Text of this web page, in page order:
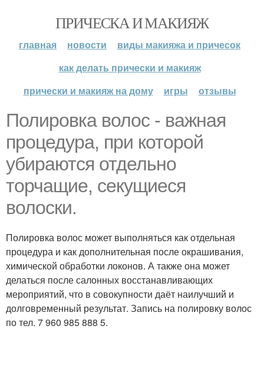
ПРИЧЕСКА И МАКИЯЖ
главная новости
виды макияжа и причесок
как делать прически и макияж
прически и макияж на дому
игры отзывы
Полировка волос - важная
процедура, при которой
убираются отдельно
торчащие, секущиеся
волоски.
Полировка волос может выполняться как отдельная
процедура и как дополнительная после окрашивания,
химической обработки локонов. А также она может
делаться после салонных восстанавливающих
мероприятий, что в совокупности даёт наилучший и
долговременный результат. Запись на полировку волос
по тел. 7 960 985 888 5.